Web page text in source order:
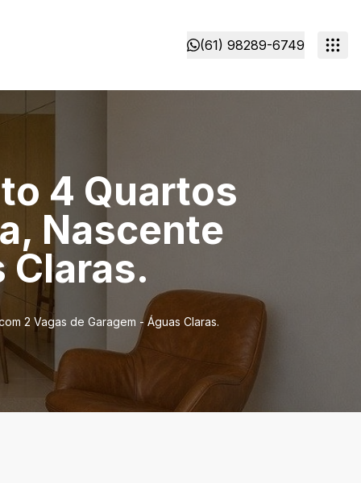
(61) 98289-6749
4 Quartos
Nascente
Claras.
2 Vagas de Garagem - Águas Claras.